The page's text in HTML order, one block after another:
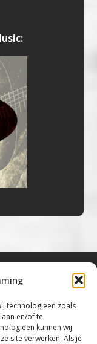
technologieën zoals
en/of te
kunnen wij
site verwerken. Als je
Roots &